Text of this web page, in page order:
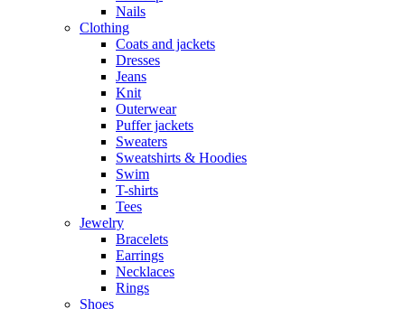
Nails
Clothing
Coats and jackets
Dresses
Jeans
Knit
Outerwear
Puffer jackets
Sweaters
Sweatshirts & Hoodies
Swim
T-shirts
Tees
Jewelry
Bracelets
Earrings
Necklaces
Rings
Shoes